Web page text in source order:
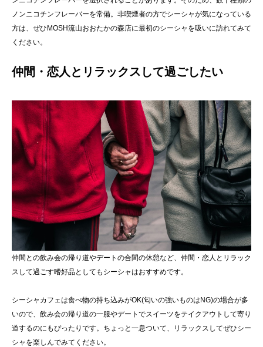
ノンニコチンフレーバーを常備。非喫煙者の方でシーシャが気になっている
方は、ぜひMOSH流山おおたかの森店に最初のシーシャを吸いに訪れてみて
ください。
仲間・恋人とリラックスして過ごしたい
仲間との飲み会の帰り道やデートの合間の休憩など、仲間・恋人とリラック
スして過ごす嗜好品としてもシーシャはおすすめです。
シーシャカフェは食べ物の持ち込みがOK(匂いの強いものはNG)の場合が多
いので、飲み会の帰り道の一服やデートでスイーツをテイクアウトして寄り
道するのにもぴったりです。ちょっと一息ついて、リラックスしてぜひシー
シャを楽しんでみてください。